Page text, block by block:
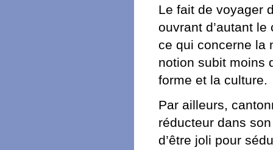
Le fait de voyager
ouvrant d’autant
ce qui concerne la
notion subit moins
forme et la culture.
Par ailleurs,
réducteur dans
d’être joli pour